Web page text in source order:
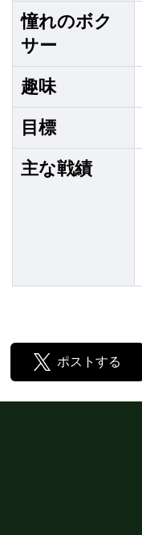
憧れのボク
サー
趣味
目標
主な戦績
ポストする